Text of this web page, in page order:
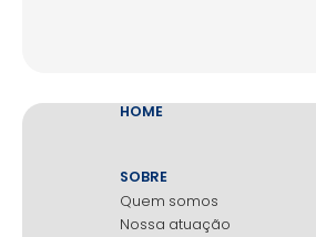
HOME
SOBRE
Quem somos
Nossa atuação